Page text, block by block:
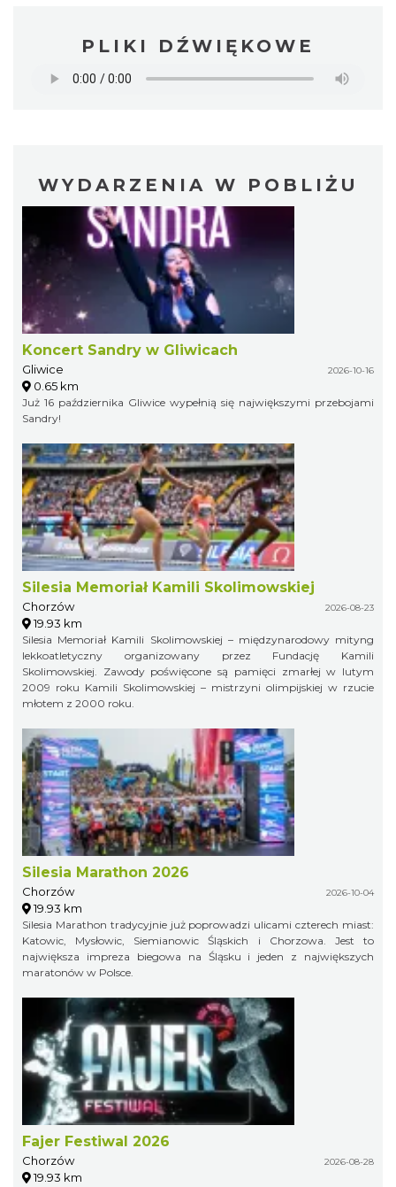
PLIKI DŹWIĘKOWE
WYDARZENIA W POBLIŻU
Koncert Sandry w Gliwicach
Gliwice 2026-10-16
0.65 km
Już 16 października Gliwice wypełnią się największymi przebojami
Sandry!
Silesia Memoriał Kamili Skolimowskiej
Chorzów 2026-08-23
19.93 km
Silesia Memoriał Kamili Skolimowskiej – międzynarodowy mityng
lekkoatletyczny organizowany przez Fundację Kamili
Skolimowskiej. Zawody poświęcone są pamięci zmarłej w lutym
2009 roku Kamili Skolimowskiej – mistrzyni olimpijskiej w rzucie
młotem z 2000 roku.
Silesia Marathon 2026
Chorzów 2026-10-04
19.93 km
Silesia Marathon tradycyjnie już poprowadzi ulicami czterech miast:
Katowic, Mysłowic, Siemianowic Śląskich i Chorzowa. Jest to
największa impreza biegowa na Śląsku i jeden z największych
maratonów w Polsce.
Fajer Festiwal 2026
Chorzów 2026-08-28
19.93 km